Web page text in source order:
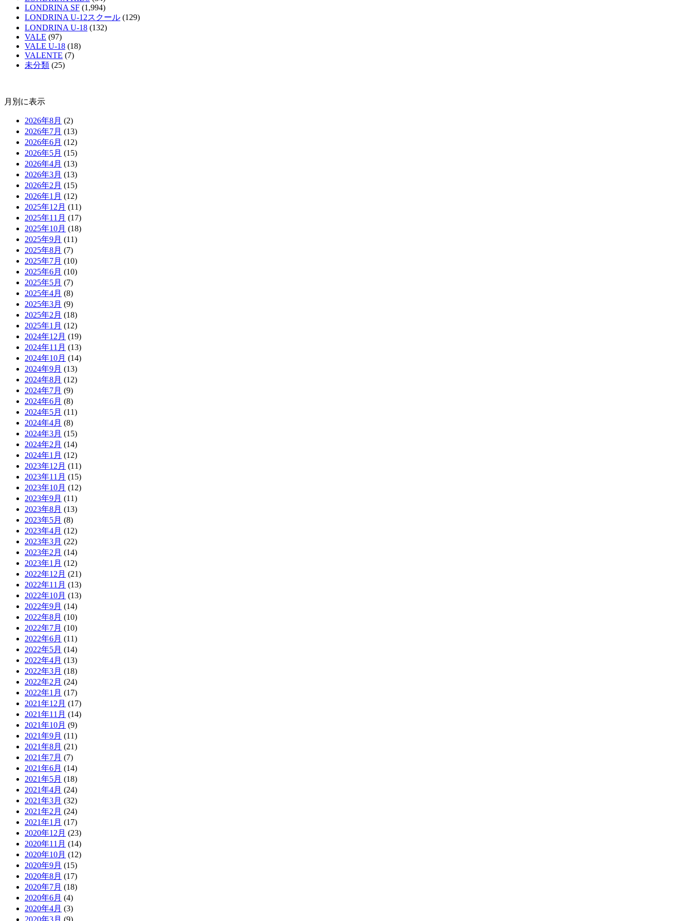
LONDRINA SF (1,994)
LONDRINA U-12スクール (129)
LONDRINA U-18 (132)
VALE (97)
VALE U-18 (18)
VALENTE (7)
未分類 (25)
月別に表示
2026年8月 (2)
2026年7月 (13)
2026年6月 (12)
2026年5月 (15)
2026年4月 (13)
2026年3月 (13)
2026年2月 (15)
2026年1月 (12)
2025年12月 (11)
2025年11月 (17)
2025年10月 (18)
2025年9月 (11)
2025年8月 (7)
2025年7月 (10)
2025年6月 (10)
2025年5月 (7)
2025年4月 (8)
2025年3月 (9)
2025年2月 (18)
2025年1月 (12)
2024年12月 (19)
2024年11月 (13)
2024年10月 (14)
2024年9月 (13)
2024年8月 (12)
2024年7月 (9)
2024年6月 (8)
2024年5月 (11)
2024年4月 (8)
2024年3月 (15)
2024年2月 (14)
2024年1月 (12)
2023年12月 (11)
2023年11月 (15)
2023年10月 (12)
2023年9月 (11)
2023年8月 (13)
2023年5月 (8)
2023年4月 (12)
2023年3月 (22)
2023年2月 (14)
2023年1月 (12)
2022年12月 (21)
2022年11月 (13)
2022年10月 (13)
2022年9月 (14)
2022年8月 (10)
2022年7月 (10)
2022年6月 (11)
2022年5月 (14)
2022年4月 (13)
2022年3月 (18)
2022年2月 (24)
2022年1月 (17)
2021年12月 (17)
2021年11月 (14)
2021年10月 (9)
2021年9月 (11)
2021年8月 (21)
2021年7月 (7)
2021年6月 (14)
2021年5月 (18)
2021年4月 (24)
2021年3月 (32)
2021年2月 (24)
2021年1月 (17)
2020年12月 (23)
2020年11月 (14)
2020年10月 (12)
2020年9月 (15)
2020年8月 (17)
2020年7月 (18)
2020年6月 (4)
2020年4月 (3)
2020年3月 (9)